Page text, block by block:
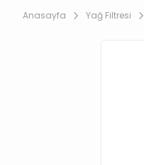
Anasayfa Yağ Filtresi